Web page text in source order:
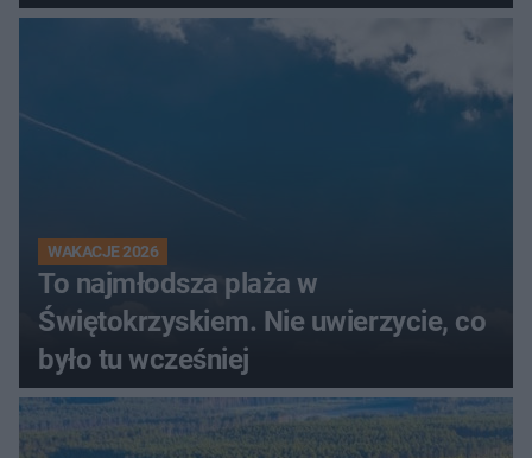
turystów
WAKACJE 2026
To najmłodsza plaża w
Świętokrzyskiem. Nie uwierzycie, co
było tu wcześniej